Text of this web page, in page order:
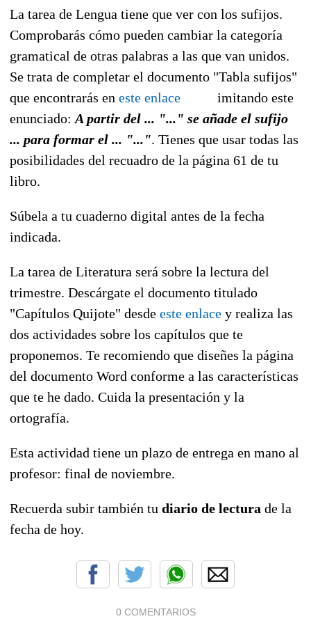
La tarea de Lengua tiene que ver con los sufijos.
Comprobarás cómo pueden cambiar la categoría
gramatical de otras palabras a las que van unidos.
Se trata de completar el documento "Tabla sufijos"
que encontrarás en este enlace
imitando este
enunciado: A partir del ... "..." se añade el sufijo
... para formar el ... "...". Tienes que usar todas las
posibilidades del recuadro de la página 61 de tu
libro.
Súbela a tu cuaderno digital antes de la fecha
indicada.
La tarea de Literatura será sobre la lectura del
trimestre. Descárgate el documento titulado
"Capítulos Quijote" desde este enlace y realiza las
dos actividades sobre los capítulos que te
proponemos. Te recomiendo que diseñes la página
del documento Word conforme a las características
que te he dado. Cuida la presentación y la
ortografía.
Esta actividad tiene un plazo de entrega en mano al
profesor: final de noviembre.
Recuerda subir también tu diario de lectura de la
fecha de hoy.
0 COMENTARIOS